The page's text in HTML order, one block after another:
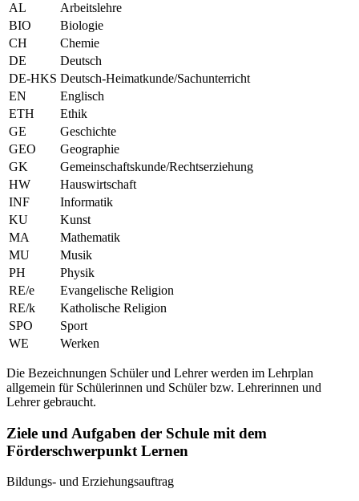
AL
Arbeitslehre
BIO
Biologie
CH
Chemie
DE
Deutsch
DE-HKS Deutsch-Heimatkunde/Sachunterricht
EN
Englisch
ETH
Ethik
GE
Geschichte
GEO
Geographie
GK
Gemeinschaftskunde/Rechtserziehung
HW
Hauswirtschaft
INF
Informatik
KU
Kunst
MA
Mathematik
MU
Musik
PH
Physik
RE/e
Evangelische Religion
RE/k
Katholische Religion
SPO
Sport
WE
Werken
Die Bezeichnungen Schüler und Lehrer werden im Lehrplan
allgemein für Schülerinnen und Schüler bzw. Lehrerinnen und
Lehrer gebraucht.
Ziele und Aufgaben der Schule mit dem
Förderschwerpunkt Lernen
Bildungs- und Erziehungsauftrag